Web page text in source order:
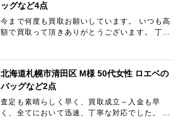
ッグなど4点
今まで何度も買取お願いしています。 いつも高
額で買取って頂きありがとうございます。 丁寧
北海道札幌市清田区 M様 50代女性 ロエベの
バッグなど2点
査定も素晴らしく早く、買取成立～入金も早
く、全てにおいて迅速、丁寧な対応でした。 過